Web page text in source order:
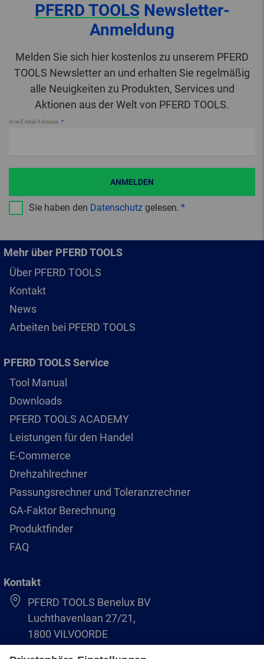
PFERD TOOLSNewsletter-
Anmeldung
Melden Sie sich hier kostenlos zu unserem PFERD
TOOLS Newsletter an und erhalten Sie regelmäßig
alle Neuigkeiten zu Produkten, Services und
Aktionen aus der Welt von PFERD TOOLS.
Ihre E-Mail Adresse
Sie haben den Datenschutz gelesen.
ANMELDEN
Mehr über PFERD TOOLS
Über PFERD TOOLS
Kontakt
News
Arbeiten bei PFERD TOOLS
PFERD TOOLS Service
Tool Manual
Downloads
PFERD TOOLS ACADEMY
Leistungen für den Handel
E-Commerce
Drehzahlrechner
Passungsrechner und Toleranzrechner
GA-Faktor Berechnung
Produktfinder
FAQ
Kontakt
PFERD TOOLS Benelux BV
Luchthavenlaan 27/21,
1800 VILVOORDE